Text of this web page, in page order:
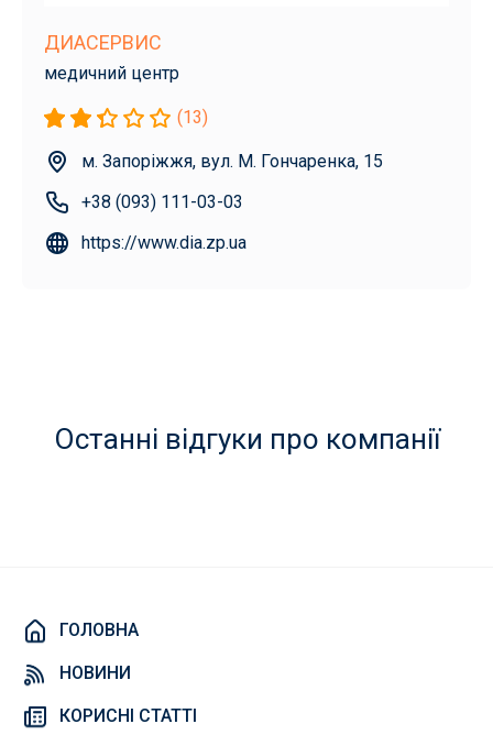
ДИАСЕРВИС
медичний центр
(13)
м. Запоріжжя, вул. М. Гончаренка, 15
+38 (093) 111-03-03
https://www.dia.zp.ua
Останні відгуки про компанії
ГОЛОВНА
НОВИНИ
КОРИСНІ СТАТТІ